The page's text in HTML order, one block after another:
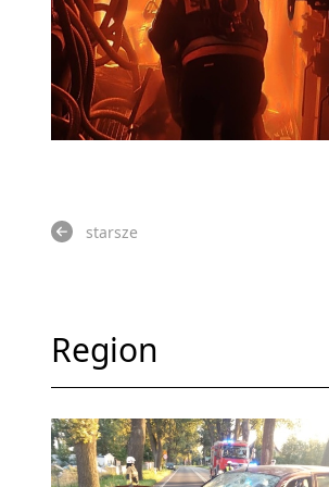
starsze
Region